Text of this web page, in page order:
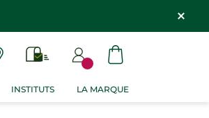
INSTITUTS LA MARQUE